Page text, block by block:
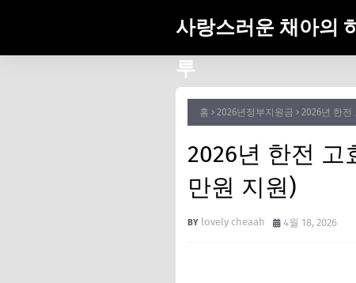
사랑스러운 채아의
루
홈 2026년정부지원금 2026년 한전
2026년 한전 고
만원 지원)
lovely cheaah 4월 18, 2026